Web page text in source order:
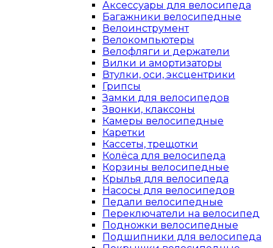
Аксессуары для велосипеда
Багажники велосипедные
Велоинструмент
Велокомпьютеры
Велофляги и держатели
Вилки и амортизаторы
Втулки, оси, эксцентрики
Грипсы
Замки для велосипедов
Звонки, клаксоны
Камеры велосипедные
Каретки
Кассеты, трещотки
Колёса для велосипеда
Корзины велосипедные
Крылья для велосипеда
Насосы для велосипедов
Педали велосипедные
Переключатели на велосипед
Подножки велосипедные
Подшипники для велосипеда